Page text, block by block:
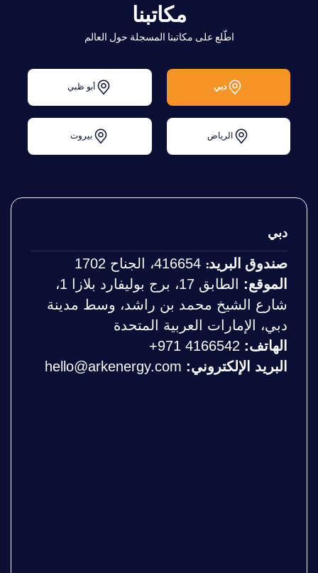
مكاتبنا
اطّلع على مكاتبنا المسجلة حول العالم
دبي أبو ظبي
الرياض بيروت
دبي
صندوق البريد:
الموقع:
الطابق 17، برج بوليفارد بلازا 1،
شارع الشيخ محمد بن راشد، وسط مدينة
دبي، الإمارات العربية المتحدة
الهاتف:
البريد الإلكتروني: hello@arkenergy.com